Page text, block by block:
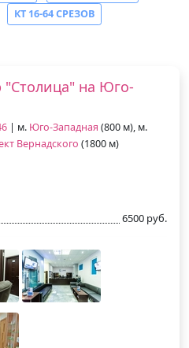
КТ 16-64 СРЕЗОВ
на Юго-
| м. Юго-Западная (800 м), м.
Вернадского (1800 м)
6500 руб.